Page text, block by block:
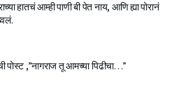
हातचं आम्ही पाणी बी पेत नाय, आणि ह्या पोरानं
पोस्ट ,”नागराज तू आमच्या पिढीचा…”